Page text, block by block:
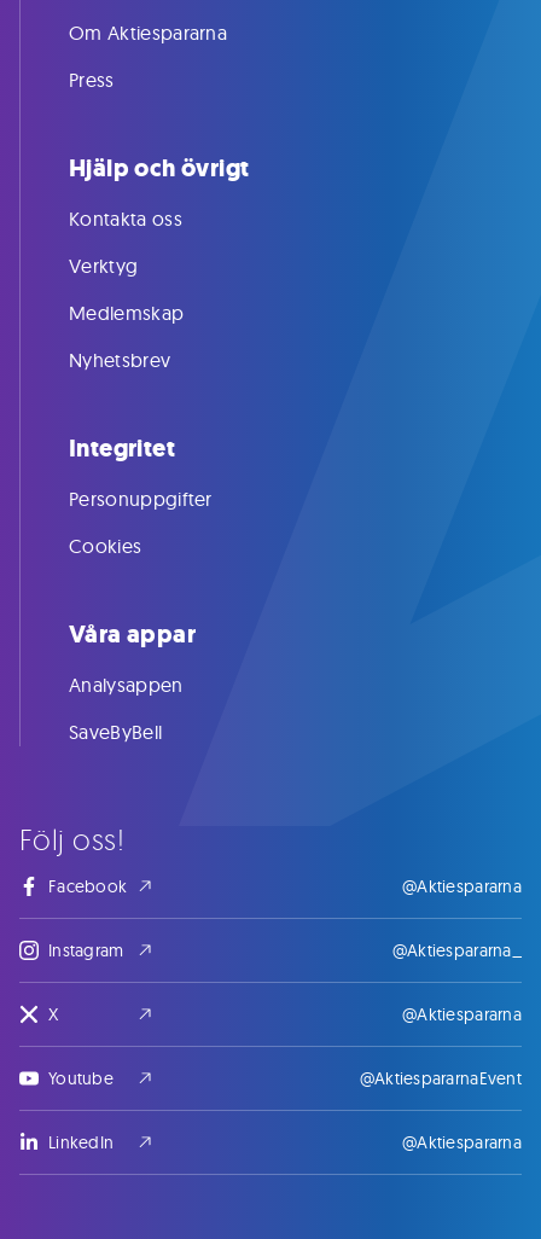
Följ oss!
Facebook @Aktiespararna
Instagram @Aktiespararna_
X @Aktiespararna
Youtube @AktiespararnaEvent
LinkedIn @Aktiespararna
Om Aktiespararna
Press
Hjälp och övrigt
Kontakta oss
Verktyg
Medlemskap
Nyhetsbrev
Integritet
Personuppgifter
Cookies
Våra appar
Analysappen
SaveByBell